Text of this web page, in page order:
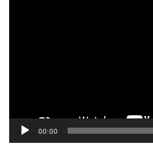
00:00